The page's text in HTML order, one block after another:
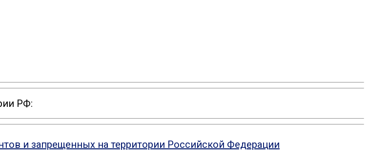
РФ:
и запрещенных на территории Российской Федерации